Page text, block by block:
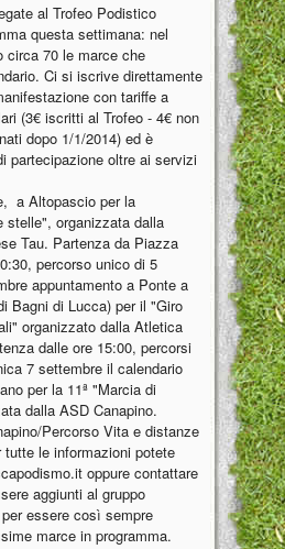
al Trofeo Podistico
questa settimana: nel
circa 70 le marce che
Ci si iscrive direttamente
con tariffe a
(3€ iscritti al Trofeo - 4€ non
dopo 1/1/2014) ed è
partecipazione oltre ai servizi
a Altopascio per la
stelle", organizzata dalla
Tau. Partenza da Piazza
percorso unico di 5
appuntamento a Ponte a
Bagni di Lucca) per il "Giro
organizzato dalla Atletica
dalle ore 15:00, percorsi
7 settembre il calendario
per la 11ª "Marcia di
dalla ASD Canapino.
Percorso Vita e distanze
le informazioni potete
oppure contattare
aggiunti al gruppo
essere così sempre
marce in programma.